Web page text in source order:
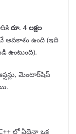
రూ. 4 లక్షల
అవకాశం ఉంది (ఇది
ఉంటుంది).
మెంటార్‌షిప్
C++ లో ఏదైనా ఒక